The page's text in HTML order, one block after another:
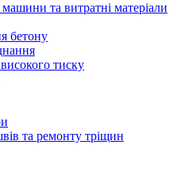
та витратні матеріали
бетону
тиску
та ремонту тріщин